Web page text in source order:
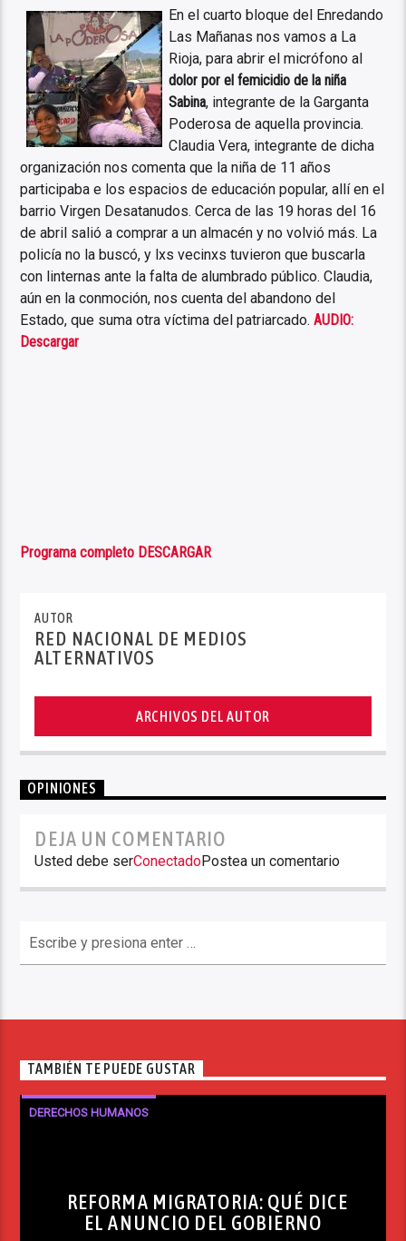
En el cuarto bloque del Enredando
Las Mañanas nos vamos a La
Rioja, para abrir el micrófono al
dolor por el femicidio de la niña
Sabina, integrante de la Garganta
Poderosa de aquella provincia.
Claudia Vera, integrante de dicha
organización nos comenta que la niña de 11 años
participaba e los espacios de educación popular, allí en el
barrio Virgen Desatanudos. Cerca de las 19 horas del 16
de abril salió a comprar a un almacén y no volvió más. La
policía no la buscó, y lxs vecinxs tuvieron que buscarla
con linternas ante la falta de alumbrado público. Claudia,
aún en la conmoción, nos cuenta del abandono del
Estado, que suma otra víctima del patriarcado. AUDIO:
Descargar
Programa completo DESCARGAR
AUTOR
RED NACIONAL DE MEDIOS
ALTERNATIVOS
ARCHIVOS DEL AUTOR
OPINIONES
DEJA UN COMENTARIO
Usted debe serConectadoPostea un comentario
TAMBIÉN TE PUEDE GUSTAR
DERECHOS HUMANOS
REFORMA MIGRATORIA: QUÉ DICE
EL ANUNCIO DEL GOBIERNO